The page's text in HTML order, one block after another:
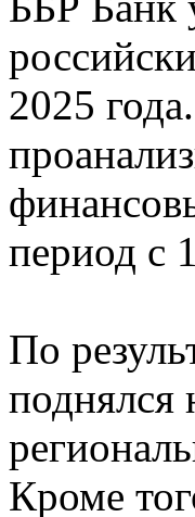
2025
период с
По
поднялся
Кроме